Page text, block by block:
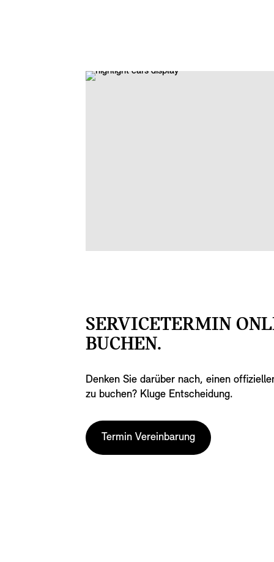
SERVICETERMIN
BUCHEN.
Denken Sie darüber nach, einen
zu buchen? Kluge Entscheidung.
Termin Vereinbarung